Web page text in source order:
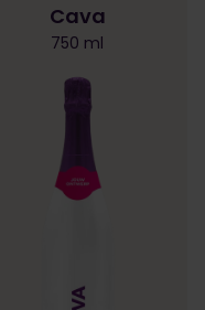
Cava
750 ml